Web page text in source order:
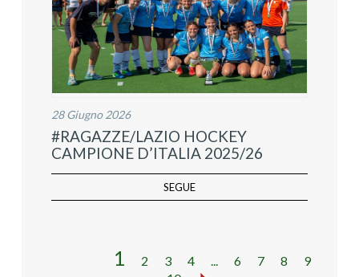
28 Giugno 2026
#RAGAZZE/LAZIO HOCKEY
CAMPIONE D’ITALIA 2025/26
SEGUE
1 2 3 4 6 7 8
9